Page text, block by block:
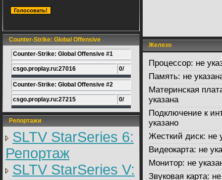
Counter-Strike: Global Offensive
Counter-Strike: Global Offensive #1
csgo.proplay.ru:27016 0/
Counter-Strike: Global Offensive #2
csgo.proplay.ru:27215 0/
Репортажи
SLTV StarSeries 6:
Репортаж
SLTV StarSeries V:
Железо
Процессор: не
Память: не
Материнская
указана
Подключение к
указано
Жесткий диск: не
Видеокарта: не
Монитор: не
Звуковая карта: